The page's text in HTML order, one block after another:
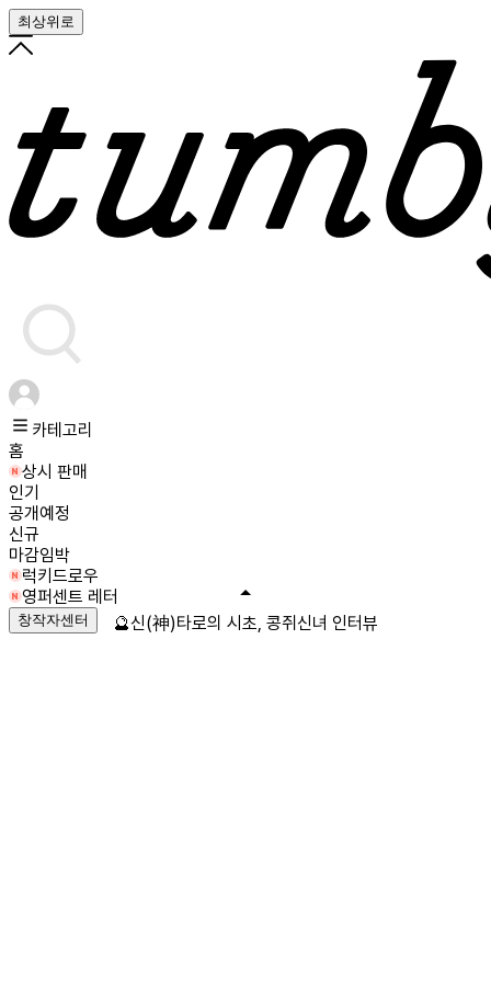
최상위로
카테고리
홈
상시 판매
인기
공개예정
신규
마감임박
럭키드로우
영퍼센트 레터
창작자센터 🔮신(神)타로의 시초, 콩쥐신녀 인터뷰